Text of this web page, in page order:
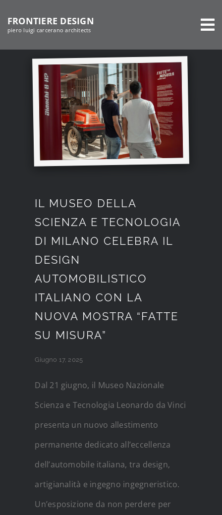
contenuto
FRONTIERE DESIGN
piero luigi carcerano architects
IL MUSEO DELLA
SCIENZA E TECNOLOGIA
DI MILANO CELEBRA IL
DESIGN
AUTOMOBILISTICO
ITALIANO CON LA
NUOVA MOSTRA “FATTE
SU MISURA”
Giugno 17, 2025
Dal 21 giugno, il Museo Nazionale
Scienza e Tecnologia Leonardo da Vinci
presenta un nuovo allestimento
permanente dedicato all’eccellenza
dell’automobile italiana, tra design,
artigianalità e ingegno ingegneristico.
Un’esposizione da non perdere per